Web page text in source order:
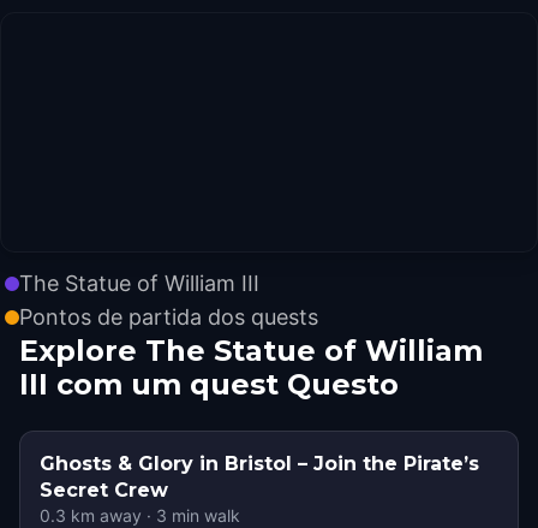
The Statue of William III
Pontos de partida dos quests
Explore The Statue of William
III com um quest Questo
Ghosts & Glory in Bristol – Join the Pirate’s
Secret Crew
0.3 km away · 3 min walk